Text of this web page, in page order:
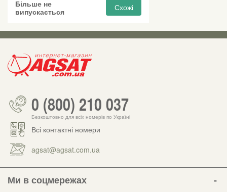
Більше не
випускається
Схожі
0 (800) 210 037
Безкоштовно для всіх номерів по Україні
Всі контактні номери
agsat@agsat.com.ua
Ми в соцмережах